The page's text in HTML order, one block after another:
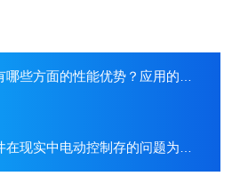
方面的性能优势？应用的领域是什么？
实中电动控制存的问题为你简单介绍